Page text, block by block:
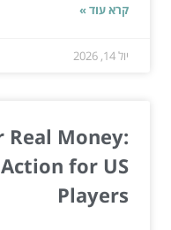
קרא עוד »
יול 14, 2026
Money:
for US
Players